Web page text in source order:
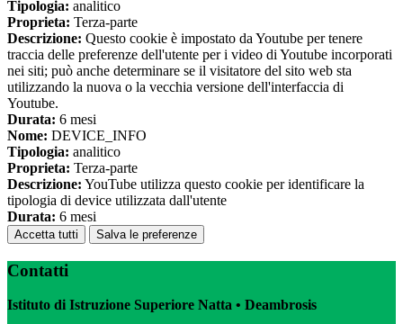
Tipologia: analitico
Proprieta: Terza-parte
Descrizione: Questo cookie è impostato da Youtube per tenere
traccia delle preferenze dell'utente per i video di Youtube incorporati
nei siti; può anche determinare se il visitatore del sito web sta
utilizzando la nuova o la vecchia versione dell'interfaccia di
Youtube.
Durata: 6 mesi
Nome: DEVICE_INFO
Tipologia: analitico
Proprieta: Terza-parte
Descrizione: YouTube utilizza questo cookie per identificare la
tipologia di device utilizzata dall'utente
Durata: 6 mesi
Accetta tutti Salva le preferenze
Contatti
Istituto di Istruzione Superiore Natta • Deambrosis